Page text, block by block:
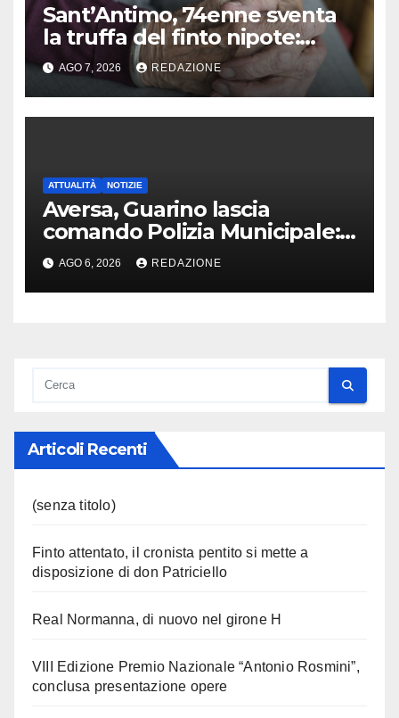
Sant’Antimo, 74enne sventa
la truffa del finto nipote:
denunciato un 16enne
AGO 7, 2026 REDAZIONE
ATTUALITÀ NOTIZIE
Aversa, Guarino lascia
comando Polizia Municipale:
arriva Nacar
AGO 6, 2026 REDAZIONE
Articoli Recenti
(senza titolo)
Finto attentato, il cronista pentito si mette a
disposizione di don Patriciello
Real Normanna, di nuovo nel girone H
VIII Edizione Premio Nazionale “Antonio Rosmini”,
conclusa presentazione opere